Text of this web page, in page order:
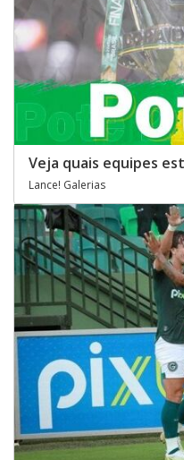
Veja quais equipes
Lance! Galerias